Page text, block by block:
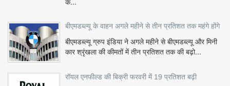
बीएमडब्ल्यू के वाहन अगले महीने से तीन प्रतिशत तक महंगे होंगे
बीएमडब्ल्यू ग्रुप इंडिया ने अगले महीने से बीएमडब्ल्यू और मिनी
कार श्रृंखला की कीमतों में तीन प्रतिशत तक की बढ़ो...
रॉयल एनफील्ड की बिक्री फरवरी में 19 प्रतिशत बढ़ी